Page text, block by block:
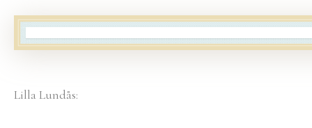
Lilla Lundås: